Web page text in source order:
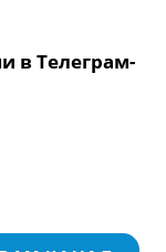
в Телеграм-